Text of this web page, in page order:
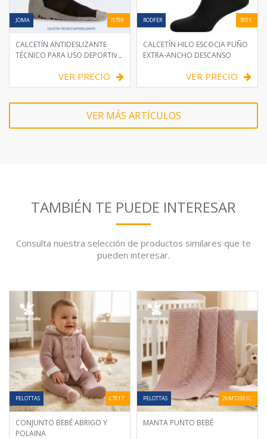
JOMA JS799
CALCETÍN ANTIDESLIZANTE
TÉCNICO PARA USO DEPORTIVO
VER PRECIO
RODFER 3005
CALCETÍN HILO ESCOCIA PUÑO
EXTRA-ANCHO DESCANSO
VER PRECIO
VER MÁS ARTÍCULOS
TAMBIÉN TE PUEDE INTERESAR
Consulta nuestra selección de productos similares que te
pueden interesar.
PELOTTAS C7017
CONJUNTO BEBÉ ABRIGO Y
POLAINA
PELOTTAS 26MT2001C
MANTA PUNTO BEBÉ